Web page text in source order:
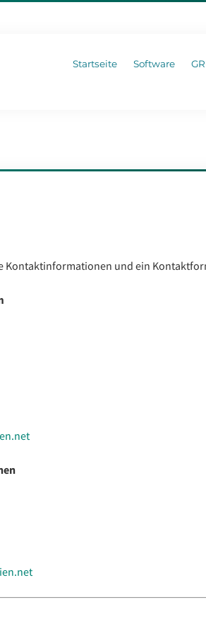
Startseite Software
Kontaktinformationen und ein